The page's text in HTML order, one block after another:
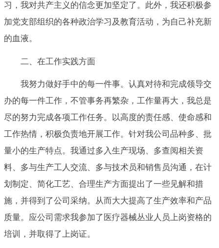
习，我对共产主义的信念更加坚定了。此外，我还积极参
加党支部组织的各种政治学习及教育活动，为自己补充新
的血液。
二、在工作实践方面
我努力做好手中的每一件事。认真对待和完成领导交
办的每一件工作，不管事务再繁杂，工作量再大，我总是
尽的努力完成各项工作任务。以高度的责任感、使命感和
工作热情，积极负责地开展工作。针对我公司品种多、批
量小的生产特点。我通过多入生产现场、多查阅相关资
料、多与生产工人交流、多与技术员和销售员沟通，在计
划制定、简化工艺、合理生产方面提出了一些见解和措
施，并得到了公司采纳。从而大大提高了生产效率和产品
质量。应公司需求我参加了医疗器械丛业人员上岗资格的
培训，并取得了上岗证。